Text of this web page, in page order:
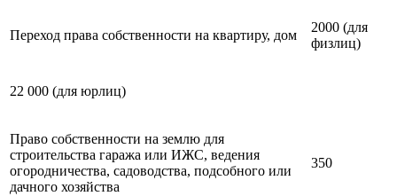
Переход права собственности на квартиру, дом
2000 (для
физлиц)
22 000 (для юрлиц)
Право собственности на землю для
строительства гаража или ИЖС, ведения
огородничества, садоводства, подсобного или
дачного хозяйства
350